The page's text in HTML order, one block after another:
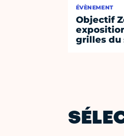
ÉVÈNEMENT
Objectif
grilles du